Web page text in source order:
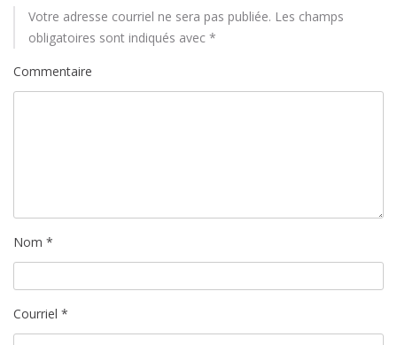
t
i
c
Votre adresse courriel ne sera pas publiée. Les champs
obligatoires sont indiqués avec *
Commentaire
Nom *
Courriel *